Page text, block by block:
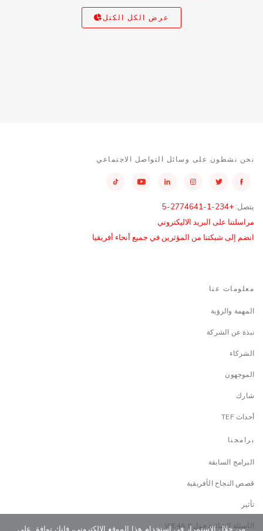
عرض الكل الكتل
نحن نشطون على وسائل التواصل الاجتماعي
يتصل: +234-1-2774641-5
مراسلتنا على البريد الاليكتروني
انضم إلى شبكتنا من المؤثرين في جميع أنحاء أفريقيا
معلومات عنا
المهمة والرؤية
نبذة عن الشركة
الشركاء
الموجهون
شارك
أحداث TEF
برامجنا
البرامج السابقة
قصص النجاح الأفريقية
تأثير
الأسئلة الشائعة حول WE4A II
من خلال الاستمرار في استخدام هذا الموقع الإلكتروني، فإنك توافق على